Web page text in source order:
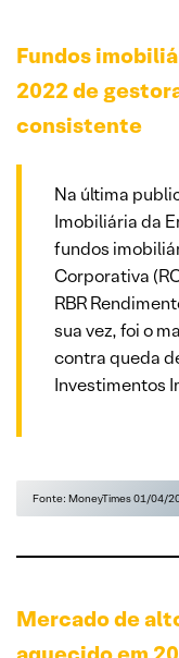
Fundos
2022 de
consistente
Na última
Imobiliária da
fundos
Corporativa
RBR
sua vez, foi o
contra queda
Investimentos
Fonte: MoneyTimes 01/04/
Mercado de